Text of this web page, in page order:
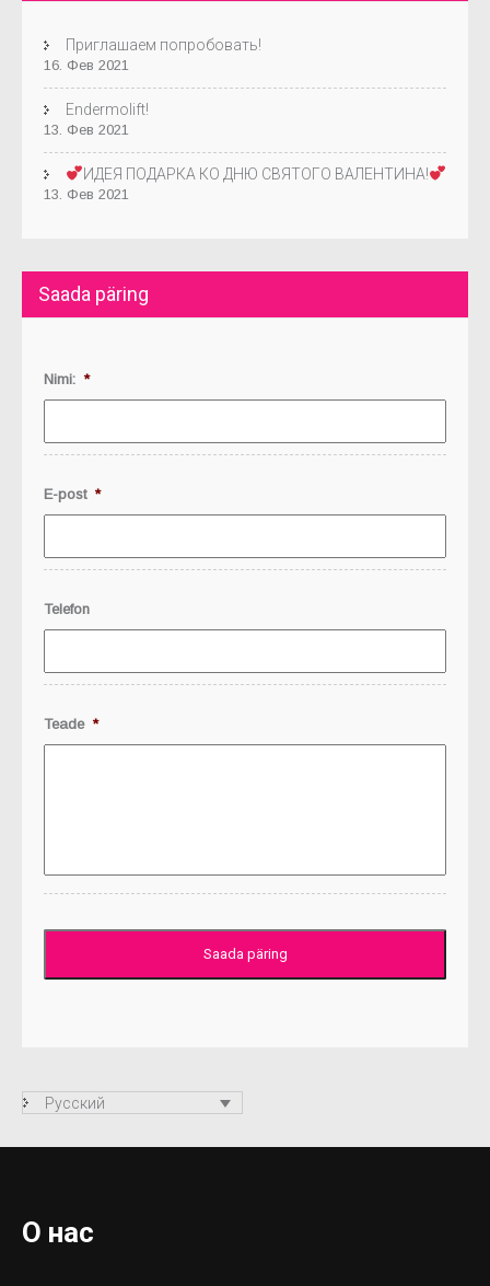
Приглашаем попробовать!
16. Фев 2021
Endermolift!
13. Фев 2021
ИДЕЯ ПОДАРКА КО ДНЮ СВЯТОГО ВАЛЕНТИНА!
13. Фев 2021
Saada päring
Nimi: *
E-post *
Telefon
Teade *
Русский
О нас